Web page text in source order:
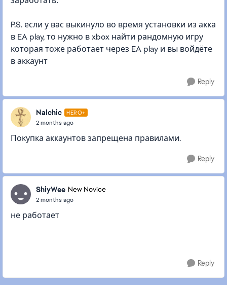
P.S. если у вас выкинуло во время установки из акка
в EA play, то нужно в xbox найти рандомную игру
которая тоже работает через EA play и вы войдёте
в аккаунт
Reply
Nalchic HERO+
2 months ago
Покупка аккаунтов запрещена правилами.
Reply
ShiyWee New Novice
2 months ago
не работает
Reply